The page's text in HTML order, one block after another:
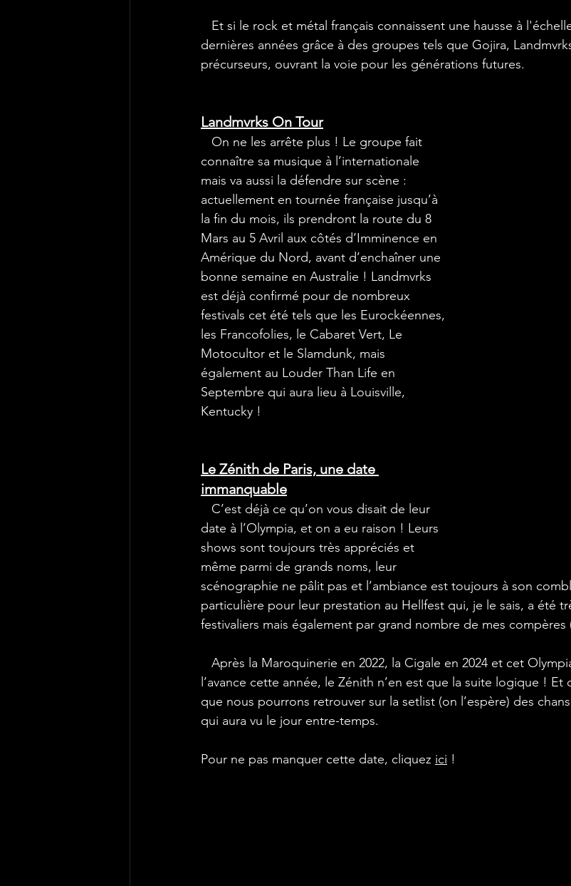
Et si le rock et métal français connaissent une hausse à
dernières années grâce à des groupes tels que Gojira,
précurseurs, ouvrant la voie pour les générations futures.
Landmvrks On Tour
On ne les arrête plus ! Le groupe fait
connaître sa musique à l’internationale
mais va aussi la défendre sur scène :
actuellement en tournée française jusqu’à
la fin du mois, ils prendront la route du 8
Mars au 5 Avril aux côtés d’Imminence en
Amérique du Nord, avant d’enchaîner une
bonne semaine en Australie ! Landmvrks
est déjà confirmé pour de nombreux
festivals cet été tels que les Eurockéennes,
les Francofolies, le Cabaret Vert, Le
Motocultor et le Slamdunk, mais
également au Louder Than Life en
Septembre qui aura lieu à Louisville,
Kentucky !
Le Zénith de Paris, une date
immanquable
C’est déjà ce qu’on vous disait de leur
date à l’Olympia, et on a eu raison ! Leurs
shows sont toujours très appréciés et
même parmi de grands noms, leur
scénographie ne pâlit pas et l’ambiance est toujours à son
particulière pour leur prestation au Hellfest qui, je le sais, a été
festivaliers mais également par grand nombre de mes compères
Après la Maroquinerie en 2022, la Cigale en 2024 et cet
l’avance cette année, le Zénith n’en est que la suite logique ! Et
que nous pourrons retrouver sur la setlist (on l’espère) des
qui aura vu le jour entre-temps.
Pour ne pas manquer cette date, cliquez ici !